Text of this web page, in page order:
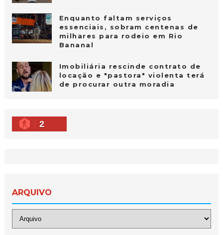
Enquanto faltam serviços
essenciais, sobram centenas de
milhares para rodeio em Rio
Bananal
Imobiliária rescinde contrato de
locação e "pastora" violenta terá
de procurar outra moradia
2
ARQUIVO